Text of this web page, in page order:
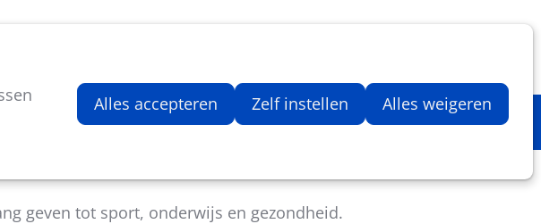
Alles accepteren Zelf instellen Alles weigeren
Aantal artikelen in
geven tot sport, onderwijs en gezondheid.